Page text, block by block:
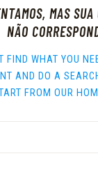
MAS SUA
NÃO
FIND WHAT YOU
AND DO A
FROM OUR